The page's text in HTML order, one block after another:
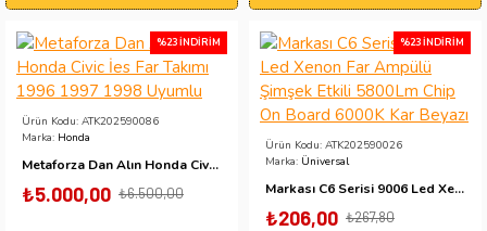
%23 İNDIRIM
Ürün Kodu: ATK202590086
Marka: Honda
Metaforza Dan Alın Honda Civic İes Far Takımı 1996 1997 1998 Uyumlu
₺5.000,00 ₺6.500,00
%23 İNDIRIM
Ürün Kodu: ATK202590026
Marka: Üniversal
Markası C6 Serisi 9006 Led Xenon Far Ampülü Şimşek Etkili 5800Lm Chip On Board 6000K Kar Beyazı
₺206,00 ₺267,80